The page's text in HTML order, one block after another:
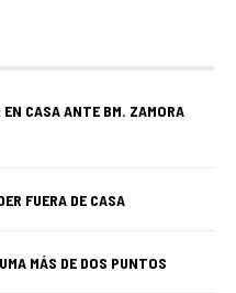
CASA ANTE BM. ZAMORA
FUERA DE CASA
MÁS DE DOS PUNTOS